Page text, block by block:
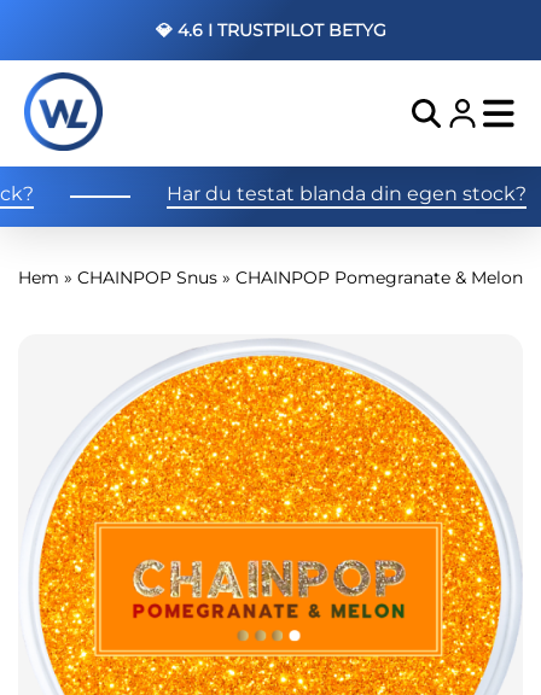
💎 4.6 I TRUSTPILOT BETYG
Har du testat blanda din egen stock?
Hem » CHAINPOP Snus » CHAINPOP Pomegranate & Melon